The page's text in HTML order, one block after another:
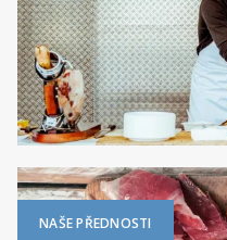
NAŠE PŘEDNOSTI